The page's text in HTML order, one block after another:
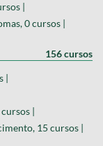
|
0 cursos |
156 cursos
|
15 cursos |